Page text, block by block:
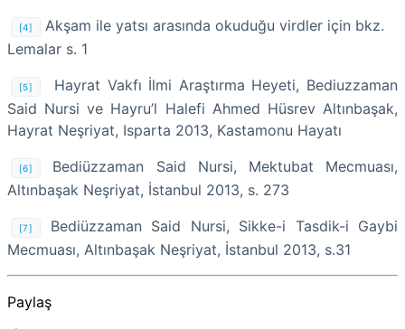
[4]
Akşam ile yatsı arasında okuduğu virdler için bkz.
Lemalar s. 1
[5]
Hayrat Vakfı İlmi Araştırma Heyeti, Bediuzzaman
Said Nursi ve Hayru’l Halefi Ahmed Hüsrev Altınbaşak,
Hayrat Neşriyat, Isparta 2013, Kastamonu Hayatı
[6]
Bediüzzaman Said Nursi, Mektubat Mecmuası,
Altınbaşak Neşriyat, İstanbul 2013, s. 273
[7]
Bediüzzaman Said Nursi, Sikke-i Tasdik-i Gaybi
Mecmuası, Altınbaşak Neşriyat, İstanbul 2013, s.31
Paylaş